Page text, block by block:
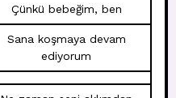
Çünkü bebeğim, ben
Sana koşmaya devam
ediyorum